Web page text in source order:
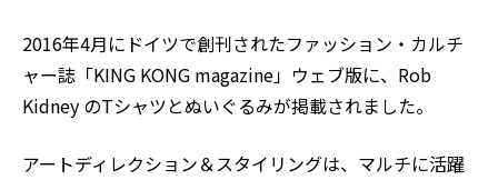
2016年4月にドイツで創刊されたファッション・カルチ
ャー誌「KING KONG magazine」ウェブ版に、 Rob
Kidney のTシャツとぬいぐるみが掲載されました。
アートディレクション＆スタイリングは、マルチに活躍